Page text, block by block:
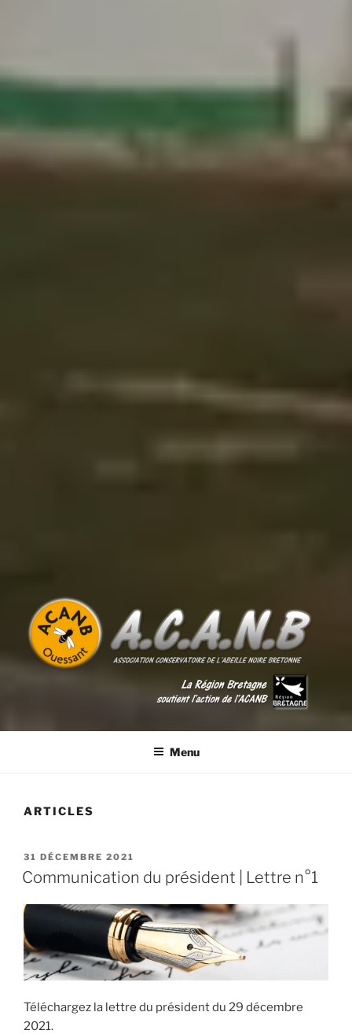
ACANB
Menu
ARTICLES
PUBLIÉ
LE
31 DÉCEMBRE 2021
Communication du président | Lettre n°1
Téléchargez la lettre du président du 29 décembre
2021.